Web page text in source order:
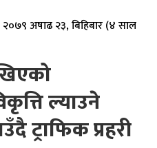
२०७९ अषाढ २३, बिहिबार (४ साल
ल्याउने
ट्राफिक प्रहरी